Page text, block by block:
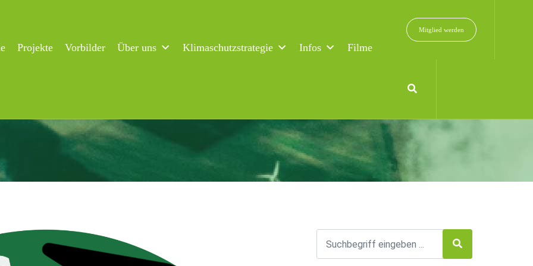
Projekte Vorbilder Über uns Klimaschutzstrategie Infos
Filme
Mitglied werden